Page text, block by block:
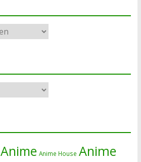
Anime Anime House Anime